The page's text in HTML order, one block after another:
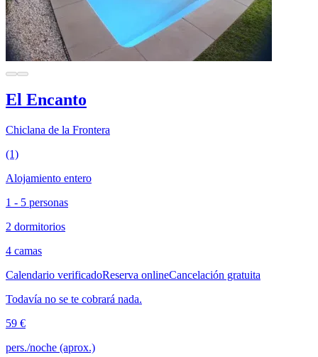
El Encanto
Chiclana de la Frontera
(1)
Alojamiento entero
1 - 5 personas
2 dormitorios
4 camas
Calendario verificadoReserva onlineCancelación gratuita
Todavía no se te cobrará nada.
59 €
pers./noche (aprox.)